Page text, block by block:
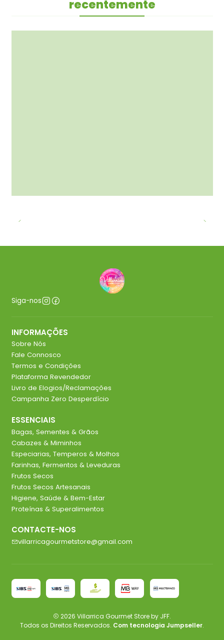
recentemente
Siga-nos
INFORMAÇÕES
Sobre Nós
Fale Connosco
Termos e Condições
Plataforma Revendedor
Livro de Elogios/Reclamações
Campanha Zero Desperdício
ESSENCIAIS
Bagas, Sementes & Grãos
Cabazes & Miminhos
Especiarias, Temperos & Molhos
Farinhas, Fermentos & Leveduras
Frutos Secos
Frutos Secos Artesanais
Higiene, Saúde & Bem-Estar
Proteínas & Superalimentos
CONTACTE-NOS
villarricagourmetstore@gmail.com
2026 Villarrica Gourmet Store by JFF.
Todos os Direitos Reservados. Com tecnologia Jumpseller.